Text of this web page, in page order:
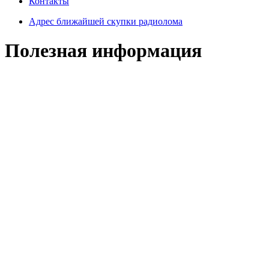
Адрес ближайшей скупки радиолома
Полезная информация